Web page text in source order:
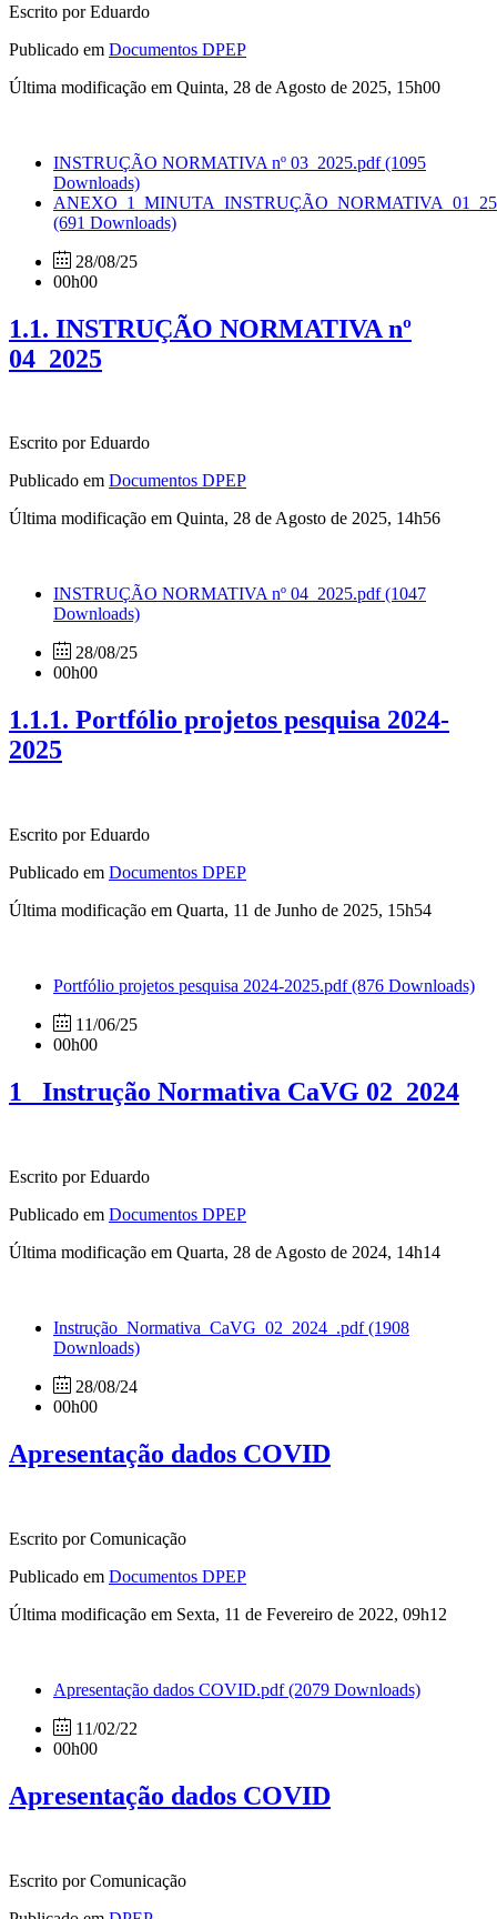
Escrito por Eduardo
Publicado em Documentos DPEP
Última modificação em Quinta, 28 de Agosto de 2025, 15h00
INSTRUÇÃO NORMATIVA nº 03_2025.pdf(1095
Downloads)
(691 Downloads)
28/08/25
00h00
1.1. INSTRUÇÃO NORMATIVA nº
04_2025
Escrito por Eduardo
Publicado em Documentos DPEP
Última modificação em Quinta, 28 de Agosto de 2025, 14h56
INSTRUÇÃO NORMATIVA nº 04_2025.pdf(1047
Downloads)
28/08/25
00h00
1.1.1. Portfólio projetos pesquisa 2024-
2025
Escrito por Eduardo
Publicado em Documentos DPEP
Última modificação em Quarta, 11 de Junho de 2025, 15h54
Portfólio projetos pesquisa 2024-2025.pdf(876 Downloads)
11/06/25
00h00
1_ Instrução Normativa CaVG 02_2024
Escrito por Eduardo
Publicado em Documentos DPEP
Última modificação em Quarta, 28 de Agosto de 2024, 14h14
Instrução_Normativa_CaVG_02_2024_.pdf(1908
Downloads)
28/08/24
00h00
Apresentação dados COVID
Escrito por Comunicação
Publicado em Documentos DPEP
Última modificação em Sexta, 11 de Fevereiro de 2022, 09h12
Apresentação dados COVID.pdf(2079 Downloads)
11/02/22
00h00
Apresentação dados COVID
Escrito por Comunicação